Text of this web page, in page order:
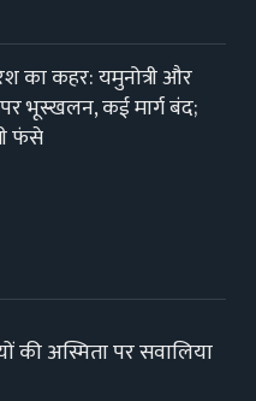
का कहर: यमुनोत्री और
भूस्खलन, कई मार्ग बंद;
फंसे
की अस्मिता पर सवालिया